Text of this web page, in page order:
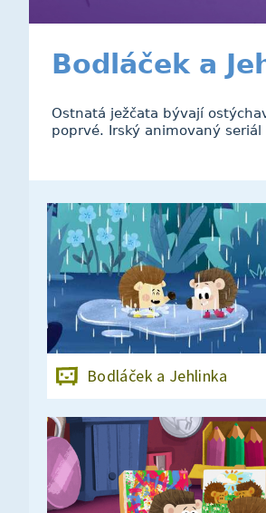
Bodláček a
Ostnatá ježčata bývají
poprvé. Irský animovaný seriál
Bodláček a Jehlinka